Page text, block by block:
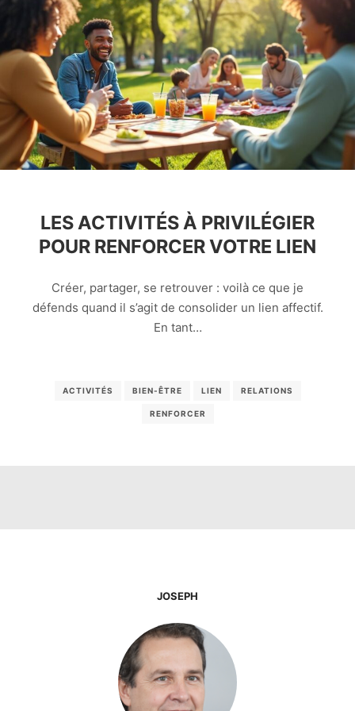
LES ACTIVITÉS À PRIVILÉGIER
POUR RENFORCER VOTRE LIEN
Créer, partager, se retrouver : voilà ce que je
défends quand il s’agit de consolider un lien affectif.
En tant…
ACTIVITÉS BIEN-ÊTRE LIEN RELATIONS
RENFORCER
JOSEPH